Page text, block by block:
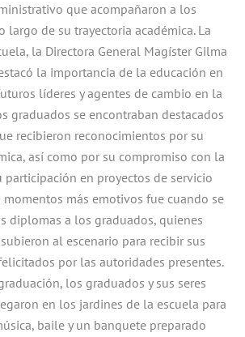
que acompañaron a los
largo de su trayectoria académica. La
la Directora General Magíster Gilma
la importancia de la educación en
líderes y agentes de cambio en la
graduados se encontraban destacados
recibieron reconocimientos por su
así como por su compromiso con la
participación en proyectos de servicio
momentos más emotivos fue cuando se
diplomas a los graduados, quienes
al escenario para recibir sus
por las autoridades presentes.
los graduados y sus seres
en los jardines de la escuela para
baile y un banquete preparado